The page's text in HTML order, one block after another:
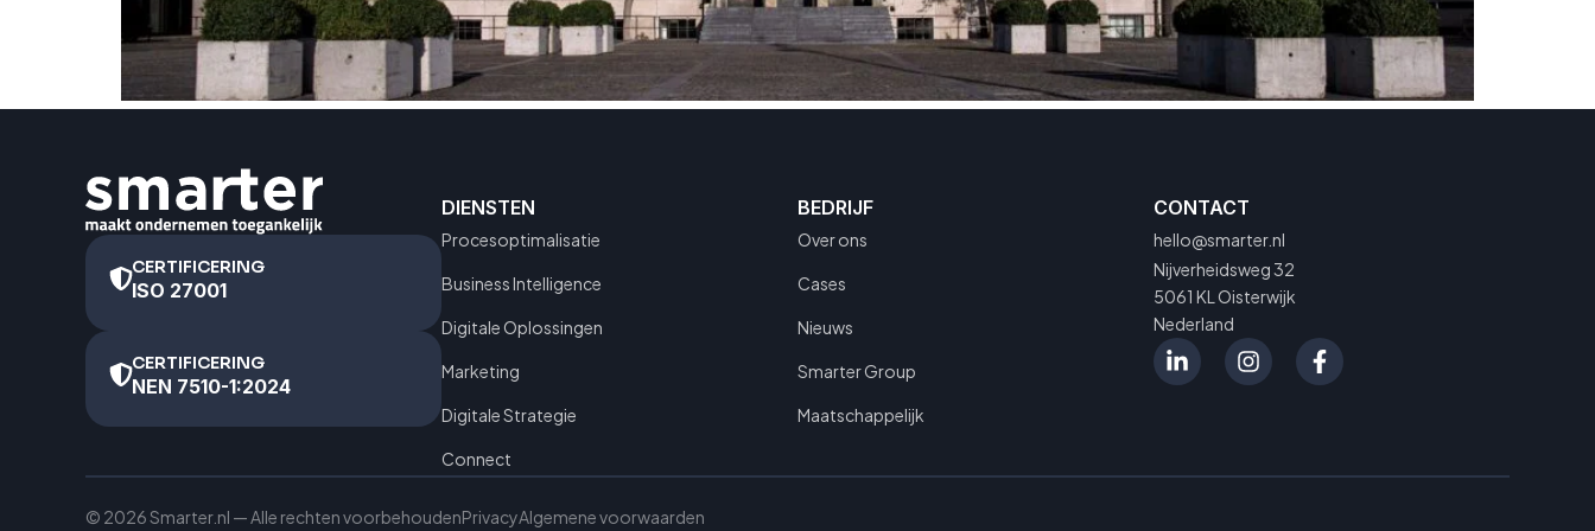
CERTIFICERING
ISO 27001
CERTIFICERING
NEN 7510-1:2024
DIENSTEN
Procesoptimalisatie
Business Intelligence
Digitale Oplossingen
Marketing
Digitale Strategie
Connect
BEDRIJF
Over ons
Cases
Nieuws
Smarter Group
Maatschappelijk
CONTACT
hello@smarter.nl
Nijverheidsweg 32
5061 KL Oisterwijk
Nederland
© 2026 Smarter.nl — Alle rechten voorbehoudenPrivacyAlgemene voorwaarden